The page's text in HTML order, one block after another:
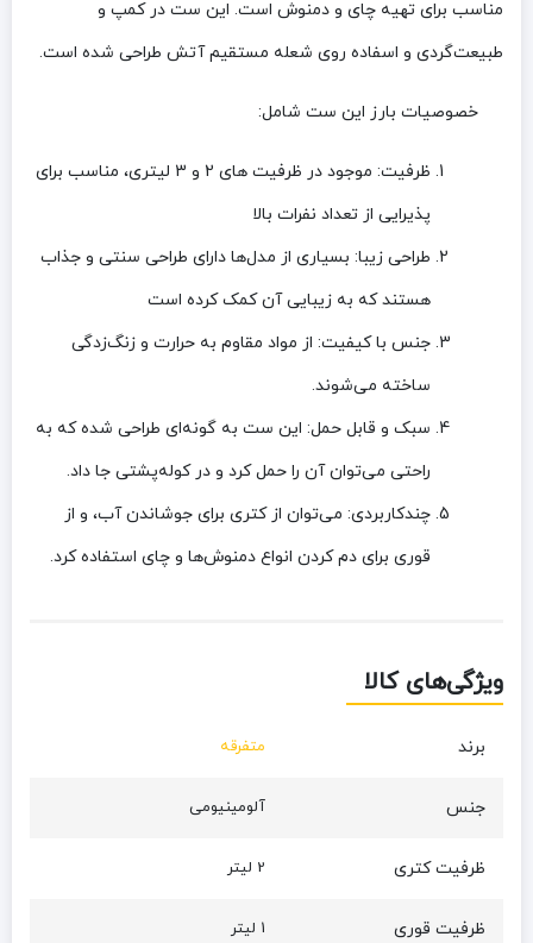
مناسب برای تهیه چای و دمنوش است. این ست در کمپ و
طبیعت‌گردی و اسفاده روی شعله مستقیم آتش طراحی شده است.
خصوصیات بارز این ست‌ شامل:
ظرفیت
: موجود در ظرفیت های 2 و 3 لیتری، مناسب برای
پذیرایی از تعداد نفرات بالا
طراحی زیبا: بسیاری از مدل‌ها دارای طراحی سنتی و جذاب
هستند که به زیبایی آن کمک کرده است
جنس با کیفیت: از مواد مقاوم به حرارت و زنگ‌زدگی
ساخته می‌شوند.
سبک و قابل حمل: این ست به گونه‌ای طراحی شده که به
راحتی می‌توان آن‌ را حمل کرد و در کوله‌پشتی جا داد.
چندکاربردی: می‌توان از کتری برای جوشاندن آب، و از
قوری برای دم کردن انواع دمنوش‌ها و چای استفاده کرد.
ویژگی‌های کالا
برند متفرقه
جنس آلومینیومی
ظرفیت کتری 2 لیتر
ظرفیت قوری 1 لیتر